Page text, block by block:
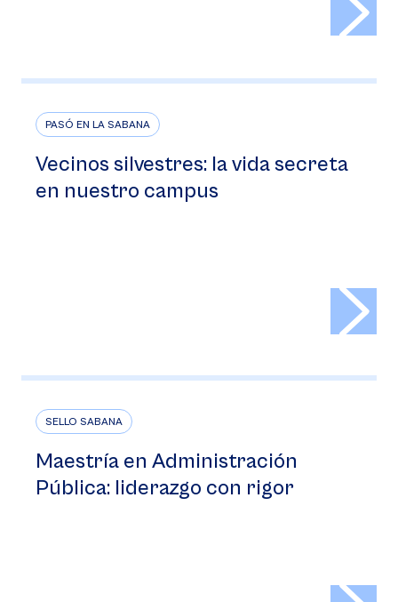
PASÓ EN LA SABANA
Vecinos silvestres: la vida secreta
en nuestro campus
SELLO SABANA
Maestría en Administración
Pública: liderazgo con rigor